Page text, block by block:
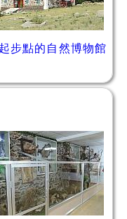
步點的自然博物館